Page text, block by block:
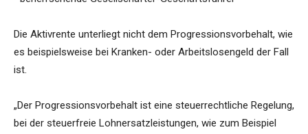
Die Aktivrente unterliegt nicht dem Progressionsvorbehalt, wie
es beispielsweise bei Kranken- oder Arbeitslosengeld der Fall
ist.
„Der Progressionsvorbehalt ist eine steuerrechtliche Regelung,
bei der steuerfreie Lohnersatzleistungen, wie zum Beispiel